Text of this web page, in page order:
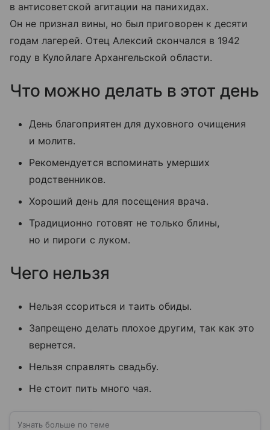
в антисоветской агитации на панихидах.
Он не признал вины, но был приговорен к десяти
годам лагерей. Отец Алексий скончался в 1942
году в Кулойлаге Архангельской области.
Что можно делать в этот день
День благоприятен для духовного очищения
и молитв.
Рекомендуется вспоминать умерших
родственников.
Хороший день для посещения врача.
Традиционно готовят не только блины,
но и пироги с луком.
Чего нельзя
Нельзя ссориться и таить обиды.
Запрещено делать плохое другим, так как это
вернется.
Нельзя справлять свадьбу.
Не стоит пить много чая.
Узнать больше по теме